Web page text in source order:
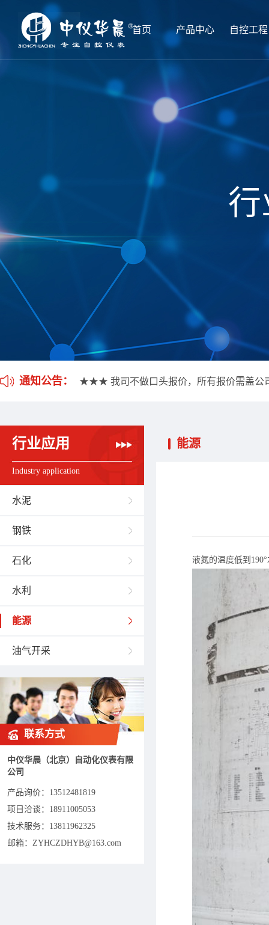
首页 产品中心 自控工程
通知公告：
★★★ 我司不做口头报价，所有报价需盖公
★★★ 应客户要求，我司开通雷达液位计维
行业应用
Industry application
水泥
钢铁
石化
水利
能源
油气开采
联系方式
中仪华晨（北京）自动化仪表有限
公司
产品询价： 13512481819
项目洽谈： 18911005053
技术服务：13811962325
邮箱：ZYHCZDHYB@163.com
能源
液氮的温度低到